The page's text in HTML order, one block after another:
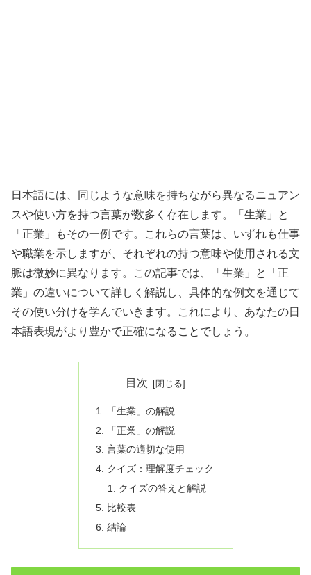
日本語には、同じような意味を持ちながら異なるニュアン
スや使い方を持つ言葉が数多く存在します。「生業」と
「正業」もその一例です。これらの言葉は、いずれも仕事
や職業を示しますが、それぞれの持つ意味や使用される文
脈は微妙に異なります。この記事では、「生業」と「正
業」の違いについて詳しく解説し、具体的な例文を通じて
その使い分けを学んでいきます。これにより、あなたの日
本語表現がより豊かで正確になることでしょう。
目次
「生業」の解説
「正業」の解説
言葉の適切な使用
クイズ：理解度チェック
クイズの答えと解説
比較表
結論